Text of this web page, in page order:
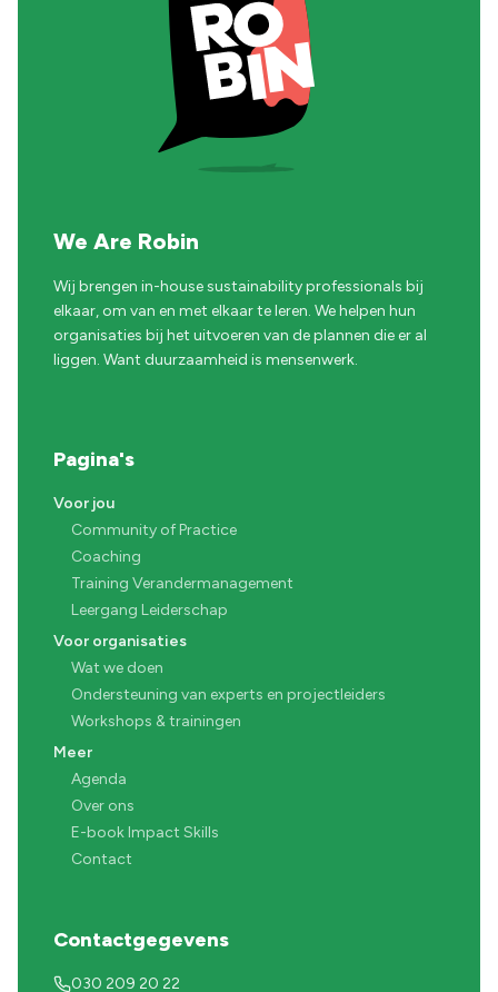
We Are Robin
Wij brengen in-house sustainability professionals bij
elkaar, om van en met elkaar te leren. We helpen hun
organisaties bij het uitvoeren van de plannen die er al
liggen. Want duurzaamheid is mensenwerk.
Pagina's
Voor jou
Community of Practice
Coaching
Training Verandermanagement
Leergang Leiderschap
Voor organisaties
Wat we doen
Ondersteuning van experts en projectleiders
Workshops & trainingen
Meer
Agenda
Over ons
E-book Impact Skills
Contact
Contactgegevens
030 209 20 22